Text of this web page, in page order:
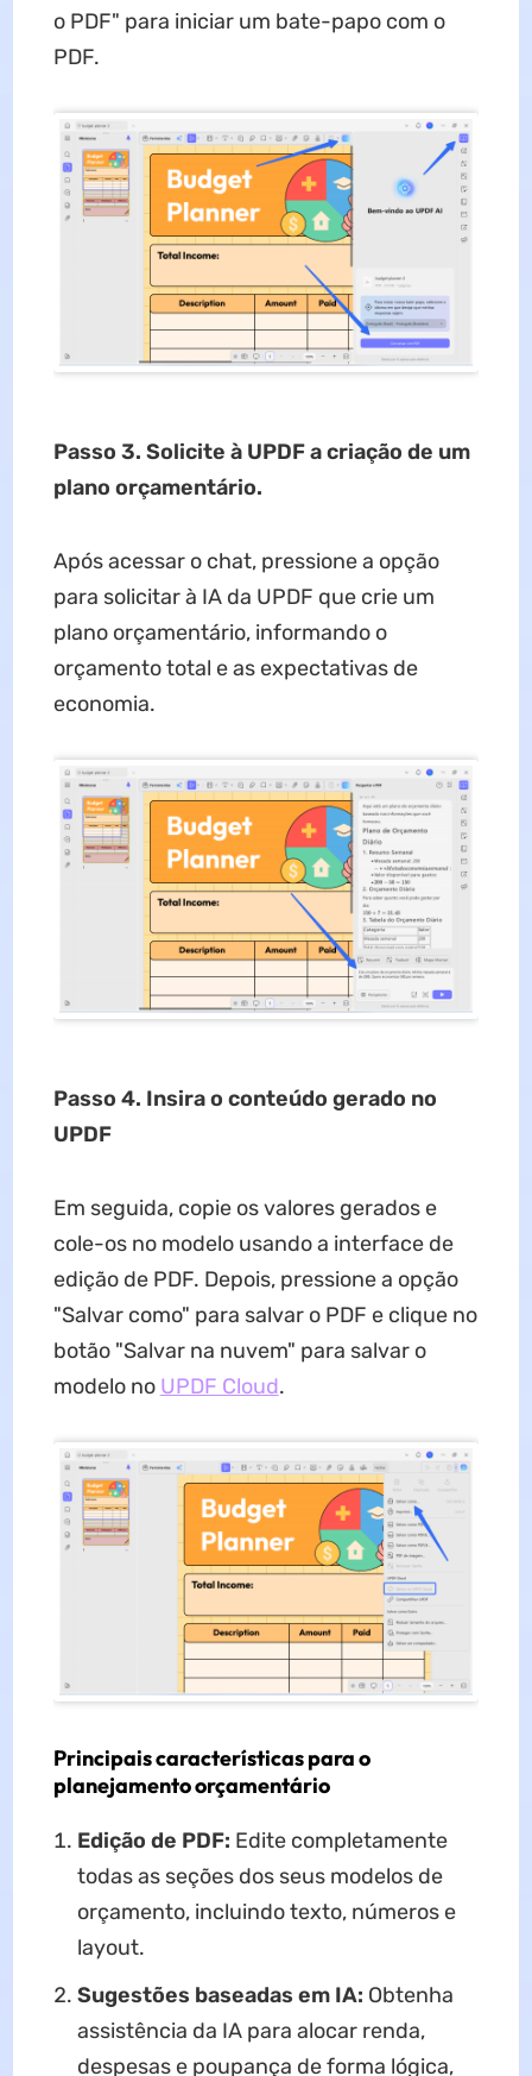
o PDF" para iniciar um bate-papo com o
PDF.
Passo 3. Solicite à UPDF a criação de um
plano orçamentário.
Após acessar o chat, pressione a opção
para solicitar à IA da UPDF que crie um
plano orçamentário, informando o
orçamento total e as expectativas de
economia.
Passo 4. Insira o conteúdo gerado no
UPDF
Em seguida, copie os valores gerados e
cole-os no modelo usando a interface de
edição de PDF. Depois, pressione a opção
"Salvar como" para salvar o PDF e clique no
botão "Salvar na nuvem" para salvar o
modelo no UPDF Cloud.
Principais características para o
planejamento orçamentário
Edição de PDF: Edite completamente
todas as seções dos seus modelos de
orçamento, incluindo texto, números e
layout.
Sugestões baseadas em IA: Obtenha
assistência da IA ​​para alocar renda,
despesas e poupança de forma lógica,